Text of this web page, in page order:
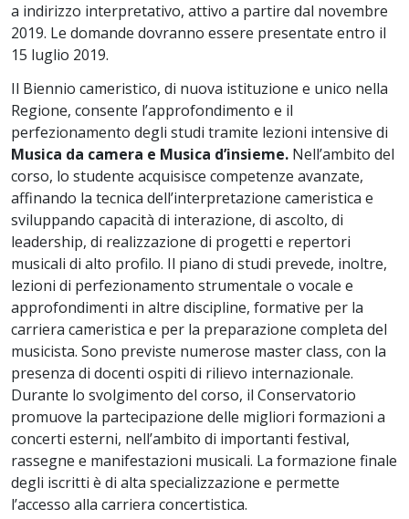
a indirizzo interpretativo, attivo a partire dal novembre
2019. Le domande dovranno essere presentate entro il
15 luglio 2019.
Il Biennio cameristico, di nuova istituzione e unico nella
Regione, consente l’approfondimento e il
perfezionamento degli studi tramite lezioni intensive di
Musica da camera e Musica d’insieme. Nell’ambito del
corso, lo studente acquisisce competenze avanzate,
affinando la tecnica dell’interpretazione cameristica e
sviluppando capacità di interazione, di ascolto, di
leadership, di realizzazione di progetti e repertori
musicali di alto profilo. Il piano di studi prevede, inoltre,
lezioni di perfezionamento strumentale o vocale e
approfondimenti in altre discipline, formative per la
carriera cameristica e per la preparazione completa del
musicista. Sono previste numerose master class, con la
presenza di docenti ospiti di rilievo internazionale.
Durante lo svolgimento del corso, il Conservatorio
promuove la partecipazione delle migliori formazioni a
concerti esterni, nell’ambito di importanti festival,
rassegne e manifestazioni musicali. La formazione finale
degli iscritti è di alta specializzazione e permette
l’accesso alla carriera concertistica.